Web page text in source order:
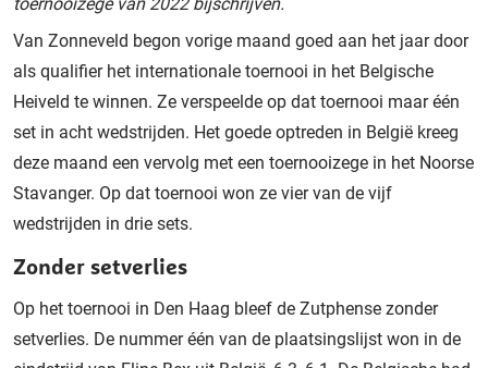
Van Zonneveld begon vorige maand goed aan het jaar door
als qualifier het internationale toernooi in het Belgische
Heiveld te winnen. Ze verspeelde op dat toernooi maar één
set in acht wedstrijden. Het goede optreden in België kreeg
deze maand een vervolg met een toernooizege in het Noorse
Stavanger. Op dat toernooi won ze vier van de vijf
wedstrijden in drie sets.
Zonder setverlies
Op het toernooi in Den Haag bleef de Zutphense zonder
setverlies. De nummer één van de plaatsingslijst won in de